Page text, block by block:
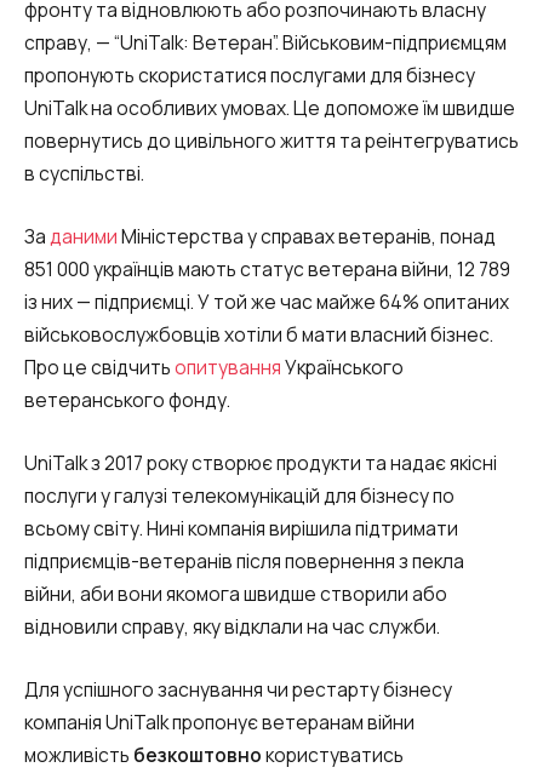
Запис телефонних розмов
Мовна аналітика
UniTalk Contact Center
SIP-телефонія
Голосовий AI-агент
Автоматична система розподілу
дзвінків
Голосовий робот
UniTalk Chat
Автообзвон
Автоматичне телефонне опитування
Автоматичний зворотний дзвінок
Інтерактивне голосове меню – IVR
Конструктор телефонних подій
фронту та відновлюють або розпочинають власну
справу, — “UniTalk: Ветеран”. Військовим-підприємцям
пропонують скористатися послугами для бізнесу
UniTalk на особливих умовах. Це допоможе їм швидше
повернутись до цивільного життя та реінтегруватись
в суспільстві.
ЗаданимиМіністерства у справах ветеранів, понад
851 000 українців мають статус ветерана війни, 12 789
із них — підприємці. У той же час майже 64% опитаних
військовослужбовців хотіли б мати власний бізнес.
Про це свідчитьопитуванняУкраїнського
ветеранського фонду.
UniTalk з 2017 року створює продукти та надає якісні
послуги у галузі телекомунікацій для бізнесу по
всьому світу. Нині компанія вирішила підтримати
підприємців-ветеранів після повернення з пекла
війни, аби вони якомога швидше створили або
відновили справу, яку відклали на час служби.
Для успішного заснування чи рестарту бізнесу
компанія UniTalk пропонує ветеранам війни
можливість безкоштовнокористуватись